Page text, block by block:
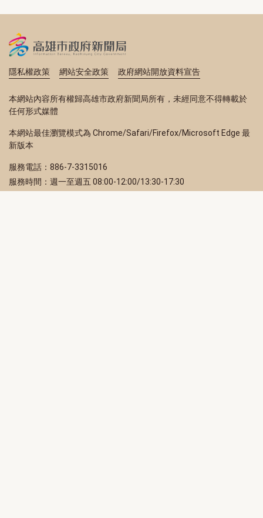
隱私權政策 網站安全政策 政府網站開放資料宣告
本網站內容所有權歸高雄市政府新聞局所有，未經同意不得轉載於
任何形式媒體
本網站最佳瀏覽模式為 Chrome/Safari/Firefox/Microsoft Edge 最
新版本
服務電話：886-7-3315016
服務時間：週一至週五 08:00-12:00/13:30-17:30